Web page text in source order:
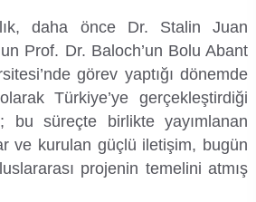
daha önce Dr. Stalin Juan
Prof. Dr. Baloch’un Bolu Abant
görev yaptığı dönemde
Türkiye’ye gerçekleştirdiği
bu süreçte birlikte yayımlanan
ve kurulan güçlü iletişim, bugün
projenin temelini atmış
ve Araştırma Merkezi
Araştırma Merkezi
Merkezi